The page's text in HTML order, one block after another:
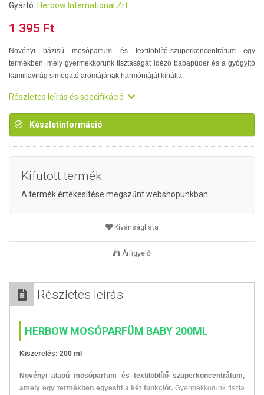
Gyártó: Herbow International Zrt.
1 395 Ft
Növényi bázisú mosóparfüm és textilöblítő-szuperkoncentrátum egy
termékben, mely gyermekkorunk tisztaságát idéző babapúder és a gyógyító
kamillavirág simogató aromájának harmóniáját kínálja.
Részletes leírás és specifikáció
Készletinformáció
Kifutott termék
A termék értékesítése megszűnt webshopunkban
Kívánságlista
Árfigyelő
Részletes leírás
HERBOW MOSÓPARFÜM BABY 200ML
Kiszerelés: 200 ml
Növényi alapú mosóparfüm és textilöblítő szuperkoncentrátum,
amely egy termékben egyesíti a két funkciót. Gyermekkorunk tiszta